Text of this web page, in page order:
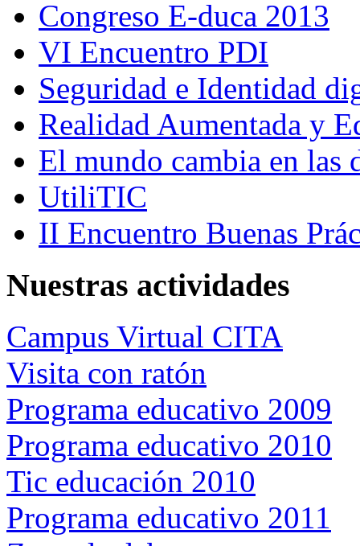
Congreso E-duca 2013
VI Encuentro PDI
Seguridad e Identidad
Realidad Aumentada y
El mundo cambia en las
UtiliTIC
II Encuentro Buenas
Nuestras actividades
Campus Virtual CITA
Visita con ratón
Programa educativo 2009
Programa educativo 2010
Tic educación 2010
Programa educativo 2011